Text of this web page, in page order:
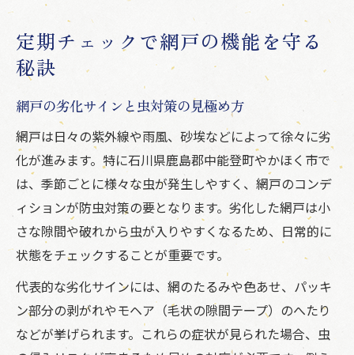
定期チェックで網戸の機能を守る
秘訣
網戸の劣化サインと虫対策の見極め方
網戸は日々の紫外線や雨風、砂埃などによって徐々に劣
化が進みます。特に石川県鹿島郡中能登町やかほく市で
は、季節ごとに様々な虫が発生しやすく、網戸のコンデ
ィションが防虫対策の要となります。劣化した網戸は小
さな隙間や破れから虫が入りやすくなるため、日常的に
状態をチェックすることが重要です。
代表的な劣化サインには、網のたるみや色あせ、パッキ
ン部分の剥がれやモヘア（毛状の隙間テープ）のへたり
などが挙げられます。これらの症状が見られた場合、虫